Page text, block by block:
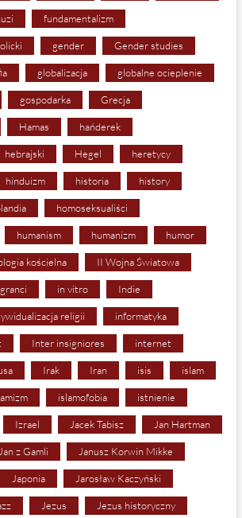
fundamentalizm
gender Gender studies
globalizacja globalne ocieplenie
gospodarka Grecja
Hamas hańderek
hebrajski Hegel heretycy
hinduizm historia history
homoseksualiści
humanism humanizm humor
kościelna II Wojna Światowa
in vitro Indie
religii informatyka
Inter insigniores internet
Irak Iran isis islam
islamofobia istnienie
Izrael Jacek Tabisz Jan Hartman
z Gamli Janusz Korwin Mikke
Japonia Jarosław Kaczyński
Jezus Jezus historyczny